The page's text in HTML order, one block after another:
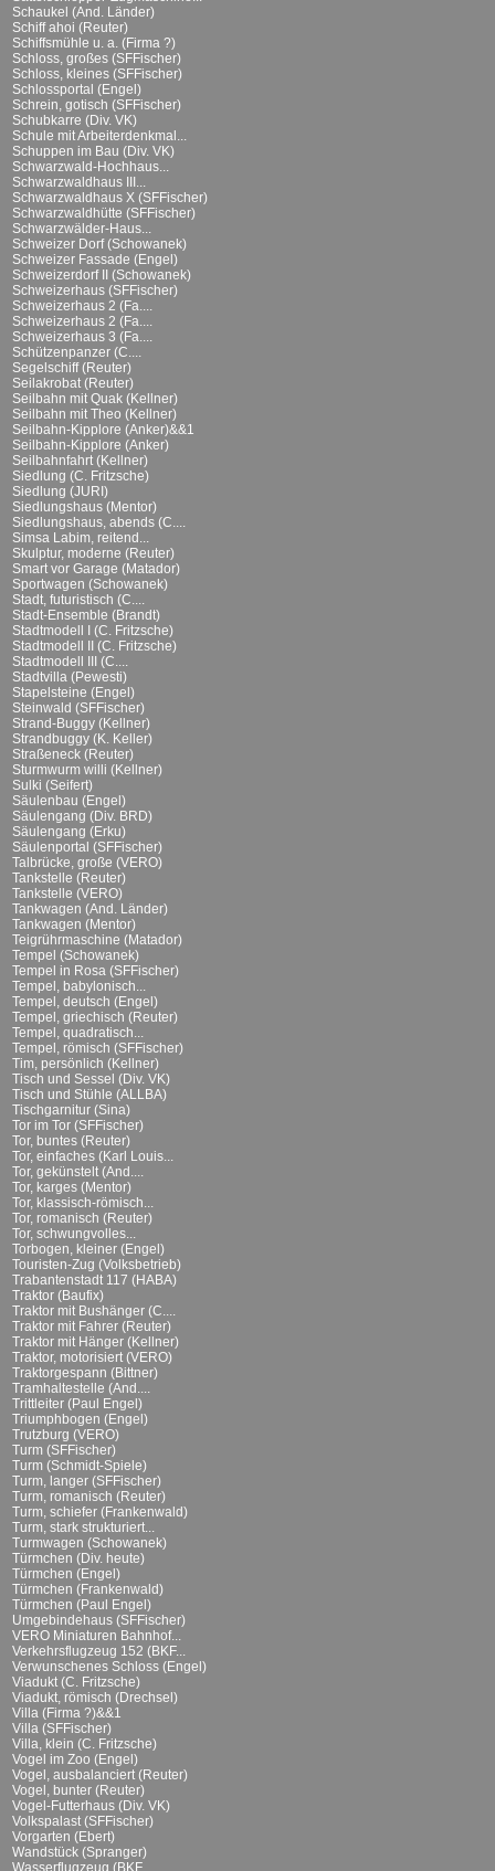
Schaukel (And. Länder)
Schiff ahoi (Reuter)
Schiffsmühle u. a. (Firma ?)
Schloss, großes (SFFischer)
Schloss, kleines (SFFischer)
Schlossportal (Engel)
Schrein, gotisch (SFFischer)
Schubkarre (Div. VK)
Schule mit Arbeiterdenkmal...
Schuppen im Bau (Div. VK)
Schwarzwald-Hochhaus...
Schwarzwaldhaus III...
Schwarzwaldhaus X (SFFischer)
Schwarzwaldhütte (SFFischer)
Schwarzwälder-Haus...
Schweizer Dorf (Schowanek)
Schweizer Fassade (Engel)
Schweizerdorf II (Schowanek)
Schweizerhaus (SFFischer)
Schweizerhaus 2 (Fa....
Schweizerhaus 2 (Fa....
Schweizerhaus 3 (Fa....
Schützenpanzer (C....
Segelschiff (Reuter)
Seilakrobat (Reuter)
Seilbahn mit Quak (Kellner)
Seilbahn mit Theo (Kellner)
Seilbahn-Kipplore (Anker)&&1
Seilbahn-Kipplore (Anker)
Seilbahnfahrt (Kellner)
Siedlung (C. Fritzsche)
Siedlung (JURI)
Siedlungshaus (Mentor)
Siedlungshaus, abends (C....
Simsa Labim, reitend...
Skulptur, moderne (Reuter)
Smart vor Garage (Matador)
Sportwagen (Schowanek)
Stadt, futuristisch (C....
Stadt-Ensemble (Brandt)
Stadtmodell I (C. Fritzsche)
Stadtmodell II (C. Fritzsche)
Stadtmodell III (C....
Stadtvilla (Pewesti)
Stapelsteine (Engel)
Steinwald (SFFischer)
Strand-Buggy (Kellner)
Strandbuggy (K. Keller)
Straßeneck (Reuter)
Sturmwurm willi (Kellner)
Sulki (Seifert)
Säulenbau (Engel)
Säulengang (Div. BRD)
Säulengang (Erku)
Säulenportal (SFFischer)
Talbrücke, große (VERO)
Tankstelle (Reuter)
Tankstelle (VERO)
Tankwagen (And. Länder)
Tankwagen (Mentor)
Teigrührmaschine (Matador)
Tempel (Schowanek)
Tempel in Rosa (SFFischer)
Tempel, babylonisch...
Tempel, deutsch (Engel)
Tempel, griechisch (Reuter)
Tempel, quadratisch...
Tempel, römisch (SFFischer)
Tim, persönlich (Kellner)
Tisch und Sessel (Div. VK)
Tisch und Stühle (ALLBA)
Tischgarnitur (Sina)
Tor im Tor (SFFischer)
Tor, buntes (Reuter)
Tor, einfaches (Karl Louis...
Tor, gekünstelt (And....
Tor, karges (Mentor)
Tor, klassisch-römisch...
Tor, romanisch (Reuter)
Tor, schwungvolles...
Torbogen, kleiner (Engel)
Touristen-Zug (Volksbetrieb)
Trabantenstadt 117 (HABA)
Traktor (Baufix)
Traktor mit Bushänger (C....
Traktor mit Fahrer (Reuter)
Traktor mit Hänger (Kellner)
Traktor, motorisiert (VERO)
Traktorgespann (Bittner)
Tramhaltestelle (And....
Trittleiter (Paul Engel)
Triumphbogen (Engel)
Trutzburg (VERO)
Turm (SFFischer)
Turm (Schmidt-Spiele)
Turm, langer (SFFischer)
Turm, romanisch (Reuter)
Turm, schiefer (Frankenwald)
Turm, stark strukturiert...
Turmwagen (Schowanek)
Türmchen (Div. heute)
Türmchen (Engel)
Türmchen (Frankenwald)
Türmchen (Paul Engel)
Umgebindehaus (SFFischer)
VERO Miniaturen Bahnhof...
Verkehrsflugzeug 152 (BKF...
Verwunschenes Schloss (Engel)
Viadukt (C. Fritzsche)
Viadukt, römisch (Drechsel)
Villa (Firma ?)&&1
Villa (SFFischer)
Villa, klein (C. Fritzsche)
Vogel im Zoo (Engel)
Vogel, ausbalanciert (Reuter)
Vogel, bunter (Reuter)
Vogel-Futterhaus (Div. VK)
Volkspalast (SFFischer)
Vorgarten (Ebert)
Wandstück (Spranger)
Wasserflugzeug (BKF